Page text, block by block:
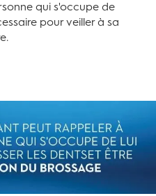
qui s'occupe de
pour veiller à sa